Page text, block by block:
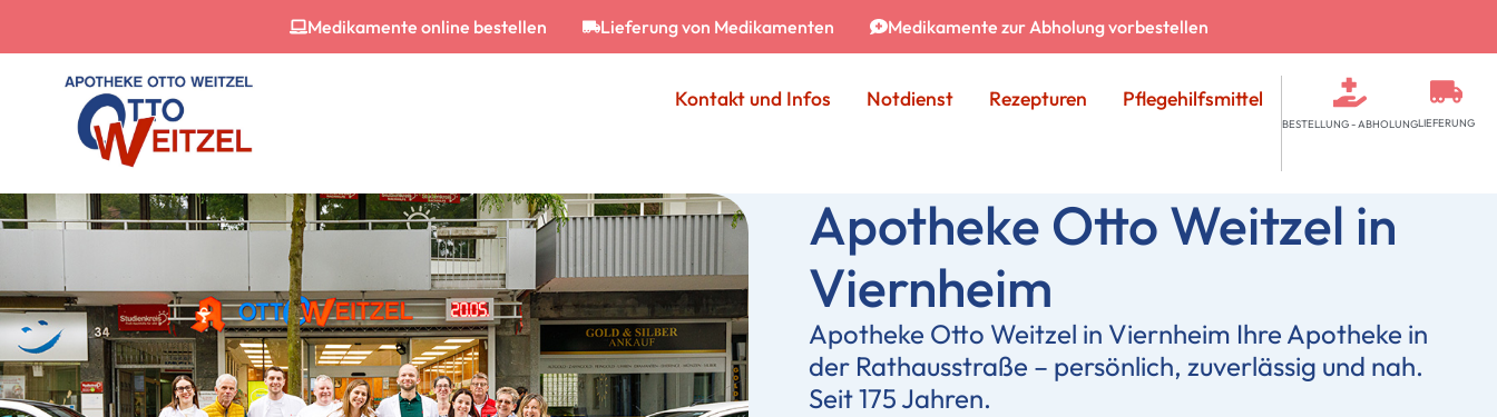
Medikamente online bestellen Lieferung von Medikamenten Medikamente zur Abholung vorbestellen
Kontakt und Infos Notdienst Rezepturen Pflegehilfsmittel
BESTELLUNG - ABHOLUNGLIEFERUNG
Apotheke Otto Weitzel in
Viernheim
Apotheke Otto Weitzel in Viernheim Ihre Apotheke in
der Rathausstraße – persönlich, zuverlässig und nah.
Seit 175 Jahren.